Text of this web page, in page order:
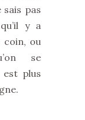
sais pas
y a
coin, ou
se
plus